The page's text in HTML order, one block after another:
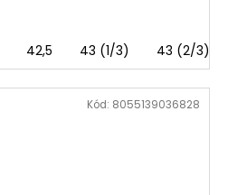
42,5 43 (1/3) 43 (2/3)
Kód: 8055139036828